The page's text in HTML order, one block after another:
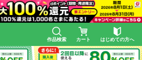
作品検索 カート はじめての方へ